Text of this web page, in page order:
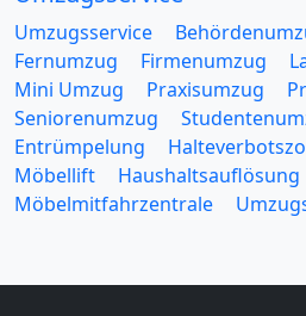
Umzugsservice
Fernumzug
Firmenumzug
Mini Umzug
Praxisumzug
Seniorenumzug
Entrümpelung
Möbellift
Haushaltsauflösung
Möbelmitfahrzentrale